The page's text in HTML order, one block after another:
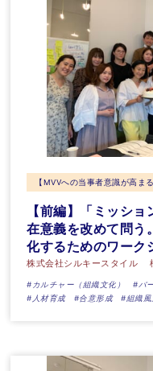
【MVVへの当事者意識が高ま
【前編】「ミッシ
在意義を改めて問
化するためのワーク
株式会社シルキースタイル
#カルチャー（組織文化） #パ
#人材育成
#合意形成 #組織